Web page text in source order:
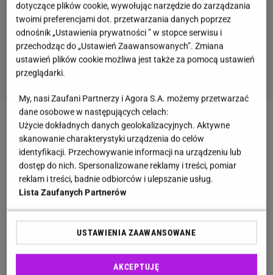
Klasówka geograficzna na poziomie liceum. Te
fakty powinieneś znać
Jesteś mieszczuchem? Nie masz szans w
naszym quizie wiedzy o wsi!
11 pytań o największe polskie miasta.
Wykształceni zgarną komplet
dotyczące plików cookie, wywołując narzędzie do zarządzania
twoimi preferencjami dot. przetwarzania danych poprzez
odnośnik „Ustawienia prywatności ” w stopce serwisu i
przechodząc do „Ustawień Zaawansowanych”. Zmiana
ustawień plików cookie możliwa jest także za pomocą ustawień
przeglądarki.
My, nasi Zaufani Partnerzy i Agora S.A. możemy przetwarzać
dane osobowe w następujących celach:
Użycie dokładnych danych geolokalizacyjnych. Aktywne
skanowanie charakterystyki urządzenia do celów
identyfikacji. Przechowywanie informacji na urządzeniu lub
dostęp do nich. Spersonalizowane reklamy i treści, pomiar
reklam i treści, badnie odbiorców i ulepszanie usług.
Lista Zaufanych Partnerów
USTAWIENIA ZAAWANSOWANE
AKCEPTUJĘ